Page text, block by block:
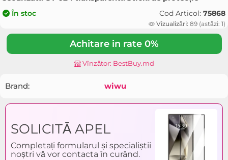
În stoc Cod Articol: 75868
Vizualizări: 89 (astăzi: 1)
Achitare in rate 0%
Vînzător: BestBuy.md
Brand: wiwu
SOLICITĂ APEL
Completați formularul și specialiștii
noștri vă vor contacta în curând.